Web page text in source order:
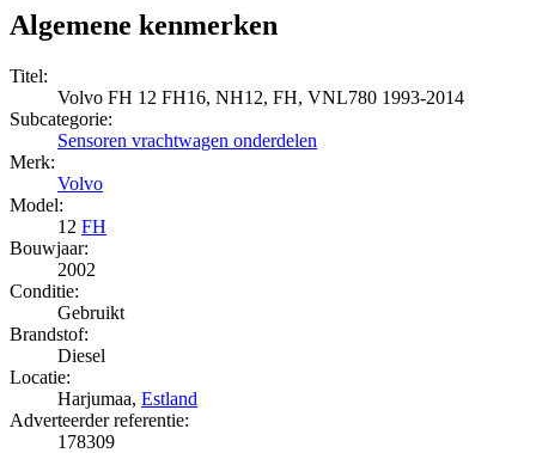
Algemene kenmerken
Titel:
Volvo FH 12 FH16, NH12, FH, VNL780 1993-2014
Subcategorie:
Sensoren vrachtwagen onderdelen
Merk:
Volvo
Model:
12 FH
Bouwjaar:
2002
Conditie:
Gebruikt
Brandstof:
Diesel
Locatie:
Harjumaa, Estland
Adverteerder referentie:
178309